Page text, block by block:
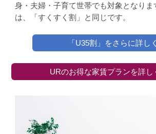
身・夫婦・子育て世帯でも対象となり
は、「すくすく割」と同じです。
「U35割」をさらに詳しく
URのお得な家賃プランを詳し